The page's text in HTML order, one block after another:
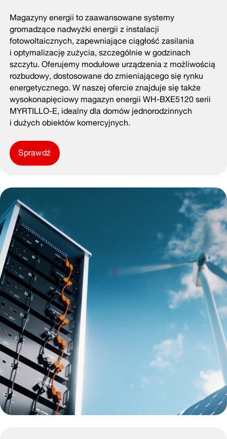
Magazyny energii to zaawansowane systemy
gromadzące nadwyżki energii z instalacji
fotowoltaicznych, zapewniające ciągłość zasilania
i optymalizację zużycia, szczególnie w godzinach
szczytu. Oferujemy modułowe urządzenia z możliwością
rozbudowy, dostosowane do zmieniającego się rynku
energetycznego. W naszej ofercie znajduje się także
wysokonapięciowy magazyn energii WH-BXE5120 serii
MYRTILLO-E, idealny dla domów jednorodzinnych
i dużych obiektów komercyjnych.
Sprawdź